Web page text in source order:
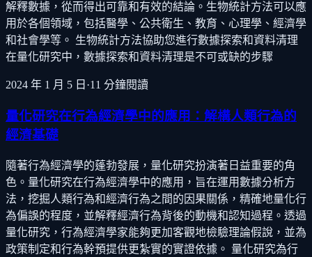
解釋數據，從而得出可靠和有效的結論。生物統計方法可以應
用於各個領域，包括醫學、公共衛生、教育、心理學、經濟學
和社會學等。 生物統計方法協助您進行數據探索和資料清理
在量化研究中，數據探索和資料清理是不可或缺的步驟
2024 年 1 月 5 日 ·11 分鐘閱讀
量化研究在行為經濟學中的應用：解構人類行為的
經濟基礎
隨著行為經濟學的蓬勃發展，量化研究扮演著日益重要的角
色。量化研究在行為經濟學中的應用，旨在運用數據分析方
法，挖掘人類行為和經濟行為之間的因果關係，精確地量化行
為偏誤的程度，並解釋經濟行為背後的動機和認知過程。透過
量化研究，行為經濟學家能夠更加客觀地檢驗理論假說，並為
政策制定和行為幹預提供更紮實的實證依據。 量化研究為行